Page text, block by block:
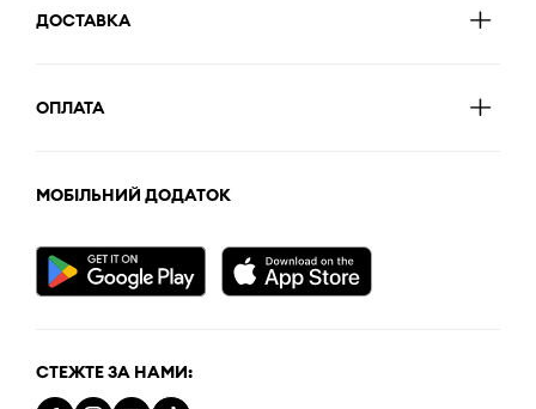
ДОСТАВКА
ОПЛАТА
МОБІЛЬНИЙ ДОДАТОК
СТЕЖТЕ ЗА НАМИ: